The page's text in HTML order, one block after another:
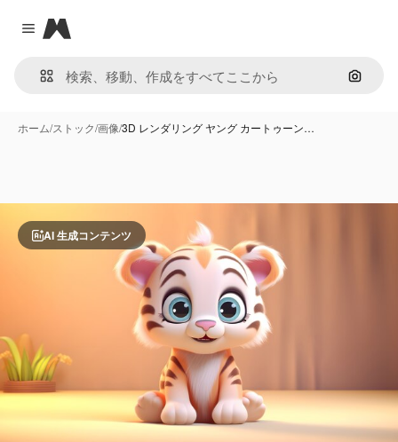
Close menu
Magnific
画像で
ホーム/ストック/画像/3D レンダリング ヤング カートゥーン…
AI 生成コンテンツ